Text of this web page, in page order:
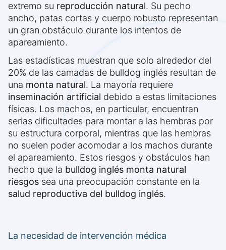
extremo su reproducción natural. Su pecho
ancho, patas cortas y cuerpo robusto representan
un gran obstáculo durante los intentos de
apareamiento.
Las estadísticas muestran que solo alrededor del
20% de las camadas de bulldog inglés resultan de
una monta natural. La mayoría requiere
inseminación artificial debido a estas limitaciones
físicas. Los machos, en particular, encuentran
serias dificultades para montar a las hembras por
su estructura corporal, mientras que las hembras
no suelen poder acomodar a los machos durante
el apareamiento. Estos riesgos y obstáculos han
hecho que la bulldog inglés monta natural
riesgos sea una preocupación constante en la
salud reproductiva del bulldog inglés.
La necesidad de intervención médica